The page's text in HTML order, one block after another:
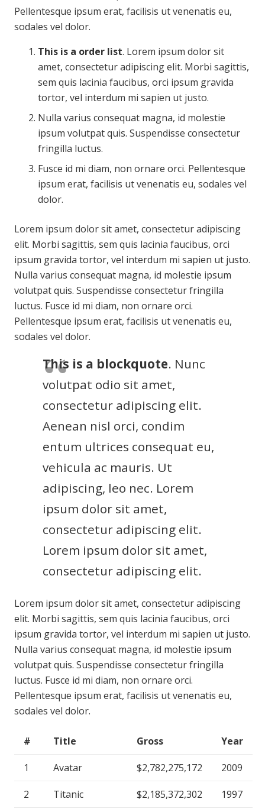
Pellentesque ipsum erat, facilisis ut venenatis eu,
sodales vel dolor.
This is a order list. Lorem ipsum dolor sit
amet, consectetur adipiscing elit. Morbi sagittis,
sem quis lacinia faucibus, orci ipsum gravida
tortor, vel interdum mi sapien ut justo.
Nulla varius consequat magna, id molestie
ipsum volutpat quis. Suspendisse consectetur
fringilla luctus.
Fusce id mi diam, non ornare orci. Pellentesque
ipsum erat, facilisis ut venenatis eu, sodales vel
dolor.
Lorem ipsum dolor sit amet, consectetur adipiscing
elit. Morbi sagittis, sem quis lacinia faucibus, orci
ipsum gravida tortor, vel interdum mi sapien ut justo.
Nulla varius consequat magna, id molestie ipsum
volutpat quis. Suspendisse consectetur fringilla
luctus. Fusce id mi diam, non ornare orci.
Pellentesque ipsum erat, facilisis ut venenatis eu,
sodales vel dolor.
This is a blockquote. Nunc
volutpat odio sit amet,
consectetur adipiscing elit.
Aenean nisl orci, condim
entum ultrices consequat eu,
vehicula ac mauris. Ut
adipiscing, leo nec. Lorem
ipsum dolor sit amet,
consectetur adipiscing elit.
Lorem ipsum dolor sit amet,
consectetur adipiscing elit.
Lorem ipsum dolor sit amet, consectetur adipiscing
elit. Morbi sagittis, sem quis lacinia faucibus, orci
ipsum gravida tortor, vel interdum mi sapien ut justo.
Nulla varius consequat magna, id molestie ipsum
volutpat quis. Suspendisse consectetur fringilla
luctus. Fusce id mi diam, non ornare orci.
Pellentesque ipsum erat, facilisis ut venenatis eu,
sodales vel dolor.
# Title Gross Year
1 Avatar $2,782,275,172 2009
2 Titanic $2,185,372,302 1997